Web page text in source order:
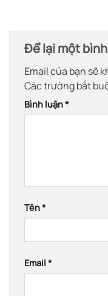
Để lại một
Email của bạn sẽ
Các trường bắt
Bình luận*
Tên*
Email *